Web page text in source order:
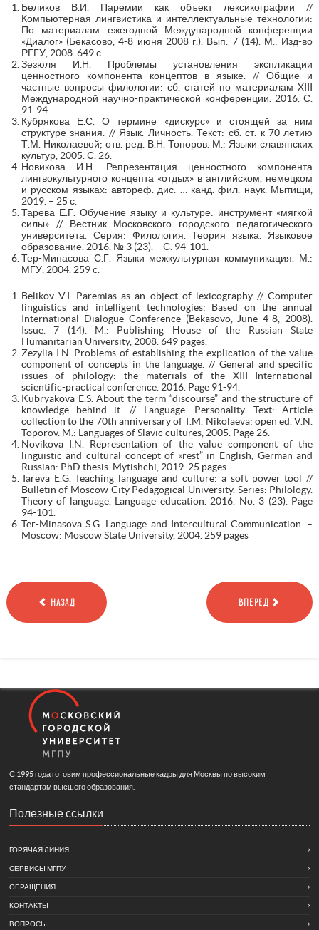
Беликов В.И. Паремии как объект лексикографии //
Компьютерная лингвистика и интеллектуальные технологии:
По материалам ежегодной Международной конференции
«Диалог» (Бекасово, 4-8 июня 2008 г.). Вып. 7 (14). М.: Изд-во
РГГУ, 2008. 649 с.
Зезюля И.Н. Проблемы установления экспликации
ценностного компонента концептов в языке. // Общие и
частные вопросы филологии: сб. статей по материалам XIII
Международной научно-практической конференции. 2016. С.
91-94.
Кубрякова Е.С. О термине «дискурс» и стоящей за ним
структуре знания. // Язык. Личность. Текст: сб. ст. к 70-летию
Т.М. Николаевой; отв. ред. В.Н. Топоров. М.: Языки славянских
культур, 2005. С. 26.
Новикова И.Н. Репрезентация ценностного компонента
лингвокультурного концепта «отдых» в английском, немецком
и русском языках: автореф. дис. … канд. фил. наук. Мытищи,
2019. – 25 с.
Тарева Е.Г. Обучение языку и культуре: инструмент «мягкой
силы» // Вестник Московского городского педагогического
университета. Серия: Филология. Теория языка. Языковое
образование. 2016. № 3 (23). – С. 94-101.
Тер-Минасова С.Г. Языки межкультурная коммуникация. М.:
МГУ, 2004. 259 с.
Belikov V.I. Paremias as an object of lexicography // Computer
linguistics and intelligent technologies: Based on the annual
International Dialogue Conference (Bekasovo, June 4-8, 2008).
Issue. 7 (14). M.: Publishing House of the Russian State
Humanitarian University, 2008. 649 pages.
Zezylia I.N. Problems of establishing the explication of the value
component of concepts in the language. // General and specific
issues of philology: the materials of the XIII International
scientific-practical conference. 2016. Page 91-94.
Kubryakova E.S. About the term “discourse” and the structure of
knowledge behind it. // Language. Personality. Text: Article
collection to the 70th anniversary of T.M. Nikolaeva; open ed. V.N.
Toporov. M.: Languages of Slavic cultures, 2005. Page 26.
Novikova I.N. Representation of the value component of the
linguistic and cultural concept of «rest” in English, German and
Russian: PhD thesis. Mytishchi, 2019. 25 pages.
Tareva E.G. Teaching language and culture: a soft power tool //
Bulletin of Moscow City Pedagogical University. Series: Philology.
Theory of language. Language education. 2016. No. 3 (23). Page
94-101.
Ter-Minasova S.G. Language and Intercultural Communication. –
Moscow: Moscow State University, 2004. 259 pages
НАЗАД ВПЕРЕД
С 1995 года готовим профессиональные кадры для Москвы по высоким
стандартам высшего образования.
Полезные ссылки
ГОРЯЧАЯ ЛИНИЯ
СЕРВИСЫ МГПУ
ОБРАЩЕНИЯ
КОНТАКТЫ
ВОПРОСЫ